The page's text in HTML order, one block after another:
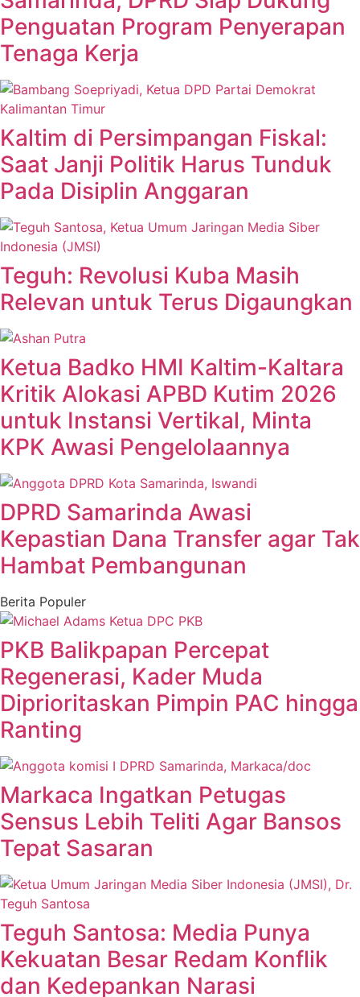
Penguatan Program Penyerapan
Tenaga Kerja
Kaltim di Persimpangan Fiskal:
Saat Janji Politik Harus Tunduk
Pada Disiplin Anggaran
Teguh: Revolusi Kuba Masih
Relevan untuk Terus Digaungkan
Ketua Badko HMI Kaltim-Kaltara
Kritik Alokasi APBD Kutim 2026
untuk Instansi Vertikal, Minta
KPK Awasi Pengelolaannya
DPRD Samarinda Awasi
Kepastian Dana Transfer agar Tak
Hambat Pembangunan
Berita Populer
PKB Balikpapan Percepat
Regenerasi, Kader Muda
Diprioritaskan Pimpin PAC hingga
Ranting
Markaca Ingatkan Petugas
Sensus Lebih Teliti Agar Bansos
Tepat Sasaran
Teguh Santosa: Media Punya
Kekuatan Besar Redam Konflik
dan Kedepankan Narasi